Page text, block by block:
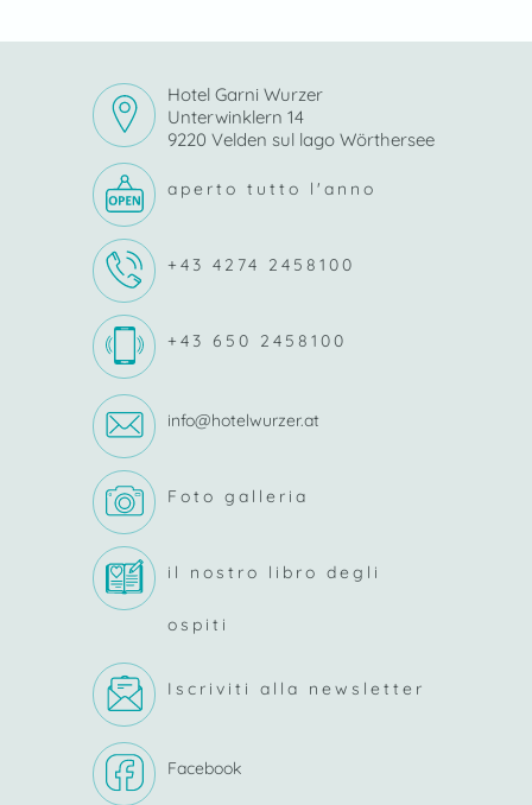
Hotel Garni Wurzer
Unterwinklern 14
9220 Velden sul lago Wörthersee
aperto tutto l'anno
+43 4274 2458100
+43 650 2458100
info@hotelwurzer.at
Foto galleria
il nostro libro degli
ospiti
Iscriviti alla newsletter
Facebook